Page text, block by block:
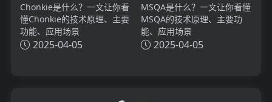
Chonkie是什么？一文让你看
懂Chonkie的技术原理、主要
功能、应用场景
2025-04-05
MSQA是什么？一文让你看懂
MSQA的技术原理、主要功
能、应用场景
2025-04-05